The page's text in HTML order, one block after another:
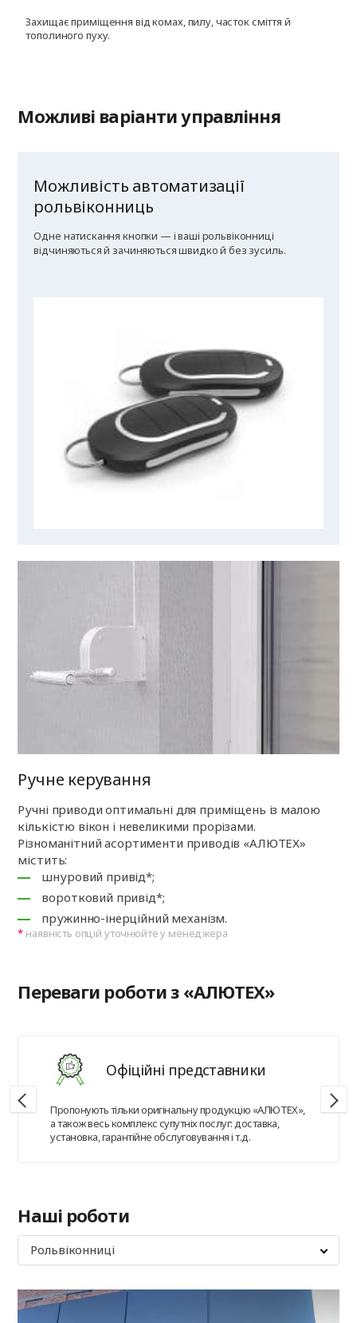
Захищає приміщення від комах, пилу, часток сміття й
тополиного пуху.
Можливі варіанти управління
Можливість автоматизації
рольвіконниць
Одне натискання кнопки — і ваші рольвіконниці
відчиняються й зачиняються швидко й без зусиль.
Ручне керування
Ручні приводи оптимальні для приміщень із малою
кількістю вікон і невеликими прорізами.
Різноманітний асортименти приводів «АЛЮТЕХ»
містить:
шнуровий привід*;
воротковий привід*;
пружинно-інерційний механізм.
наявність опцій уточнюйте у менеджера
Переваги роботи з «АЛЮТЕХ»
Офіційні представники
Пропонують тільки оригінальну продукцію «АЛЮТЕХ»,
а також весь комплекс супутніх послуг: доставка,
установка, гарантійне обслуговування і т.д.
Наші роботи
Рольвіконниці